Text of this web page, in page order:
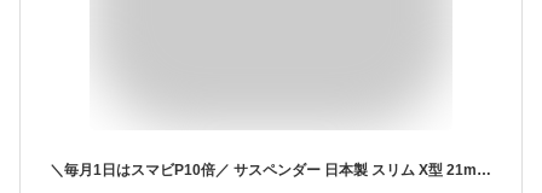
＼毎月1日はスマビP10倍／ サスペンダー 日本製 スリム X型 21mm幅 メンズ (レディース・キッズも) [ フォーマル シルエット 新郎 小物 パーティー ファッション おしゃれ 結婚式 タキシード 燕尾服 ] [M便 1/1]